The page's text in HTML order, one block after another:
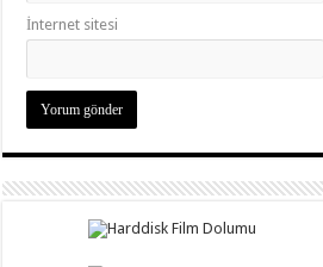
İnternet sitesi